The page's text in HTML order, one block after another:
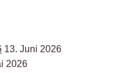
13. Juni 2026
2026